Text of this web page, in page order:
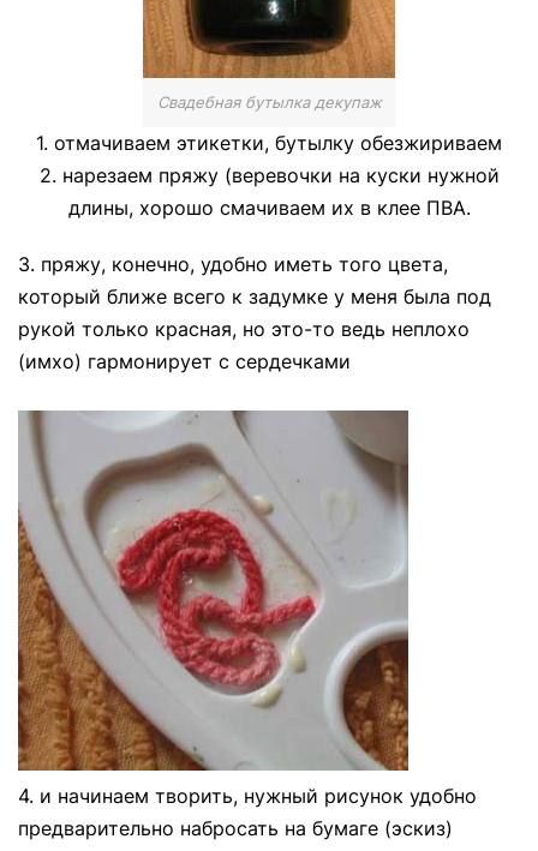
Свадебная бутылка декупаж
1. отмачиваем этикетки, бутылку обезжириваем
2. нарезаем пряжу (веревочки на куски нужной
длины, хорошо смачиваем их в клее ПВА.
3. пряжу, конечно, удобно иметь того цвета,
который ближе всего к задумке у меня была под
рукой только красная, но это-то ведь неплохо
(имхо) гармонирует с сердечками
4. и начинаем творить, нужный рисунок удобно
предварительно набросать на бумаге (эскиз)